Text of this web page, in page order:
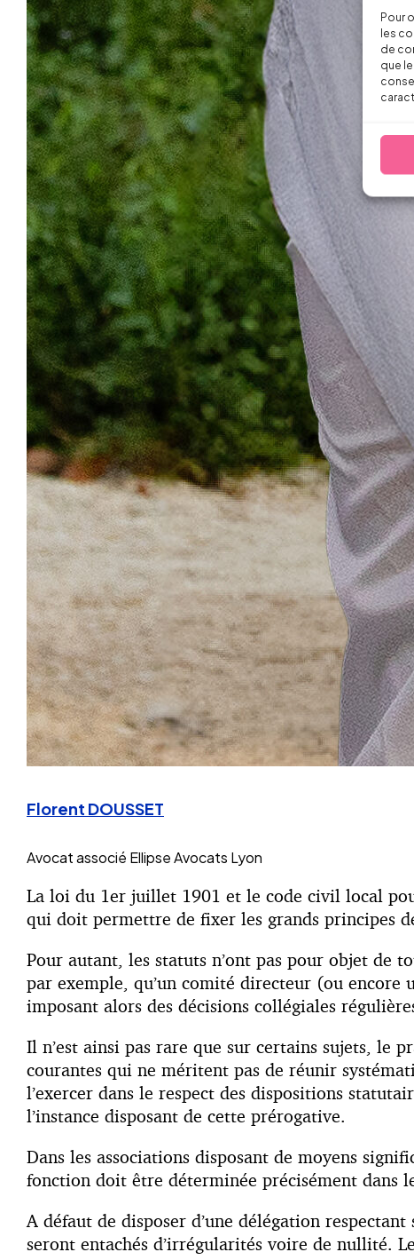
Pour
les
de
que
Florent DOUSSET
Avocat associé Ellipse Avocats Lyon
La loi du 1er juillet 1901 et le code civil local
qui doit permettre de fixer les grands principes
Pour autant, les statuts n’ont pas pour objet de
par exemple, qu’un comité directeur (ou encore
imposant alors des décisions collégiales
Il n’est ainsi pas rare que sur certains sujets, le
courantes qui ne méritent pas de réunir
l’exercer dans le respect des dispositions
l’instance disposant de cette prérogative.
Dans les associations disposant de moyens
fonction doit être déterminée précisément dans
A défaut de disposer d’une délégation
seront entachés d’irrégularités voire de nullité.